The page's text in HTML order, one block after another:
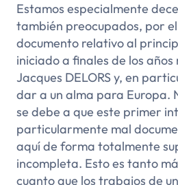
Estamos especialmente
también preocupados, por
documento relativo al
iniciado a finales de los
Jacques DELORS y, en
dar a un alma para Europa.
se debe a que este primer
particularmente mal
aquí de forma totalmente
incompleta. Esto es tanto
cuanto que los trabajos de